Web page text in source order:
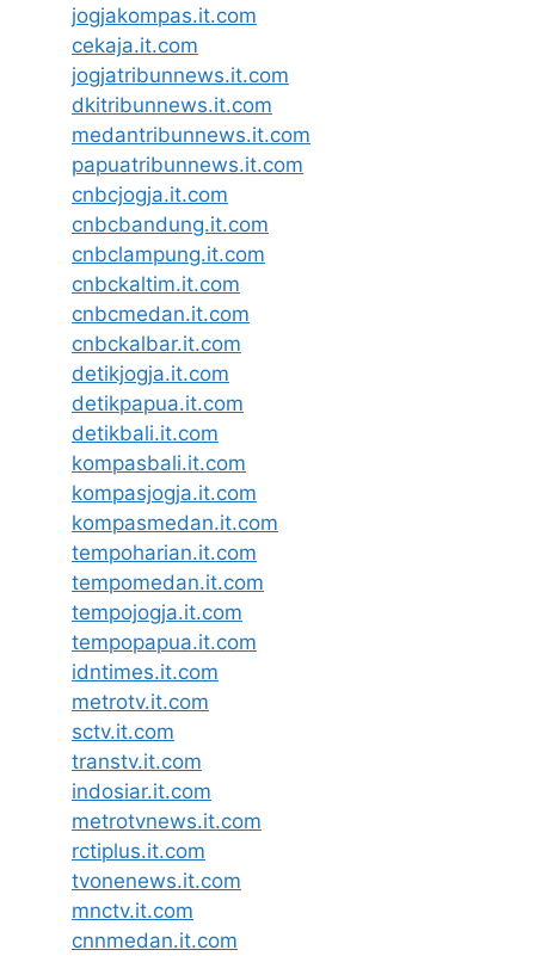
jogjakompas.it.com
cekaja.it.com
jogjatribunnews.it.com
dkitribunnews.it.com
medantribunnews.it.com
papuatribunnews.it.com
cnbcjogja.it.com
cnbcbandung.it.com
cnbclampung.it.com
cnbckaltim.it.com
cnbcmedan.it.com
cnbckalbar.it.com
detikjogja.it.com
detikpapua.it.com
detikbali.it.com
kompasbali.it.com
kompasjogja.it.com
kompasmedan.it.com
tempoharian.it.com
tempomedan.it.com
tempojogja.it.com
tempopapua.it.com
idntimes.it.com
metrotv.it.com
sctv.it.com
transtv.it.com
indosiar.it.com
metrotvnews.it.com
rctiplus.it.com
tvonenews.it.com
mnctv.it.com
cnnmedan.it.com